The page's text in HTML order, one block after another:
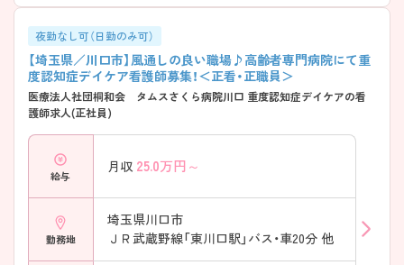
夜勤なし可（日勤のみ可）
【埼玉県／川口市】風通しの良い職場♪高齢者専門病院にて重
度認知症デイケア看護師募集！＜正看・正職員＞
医療法人社団桐和会 タムスさくら病院川口 重度認知症デイケアの看
護師求人(正社員)
給与
月収 25.0万円～
勤務地
埼玉県川口市
ＪＲ武蔵野線「東川口駅」バス・車20分 他